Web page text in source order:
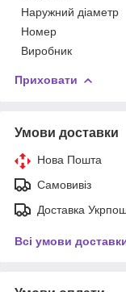
Наружний діаметр
Номер
Виробник
Приховати
Умови доставки
Нова Пошта
Самовивіз
Доставка
Всі умови